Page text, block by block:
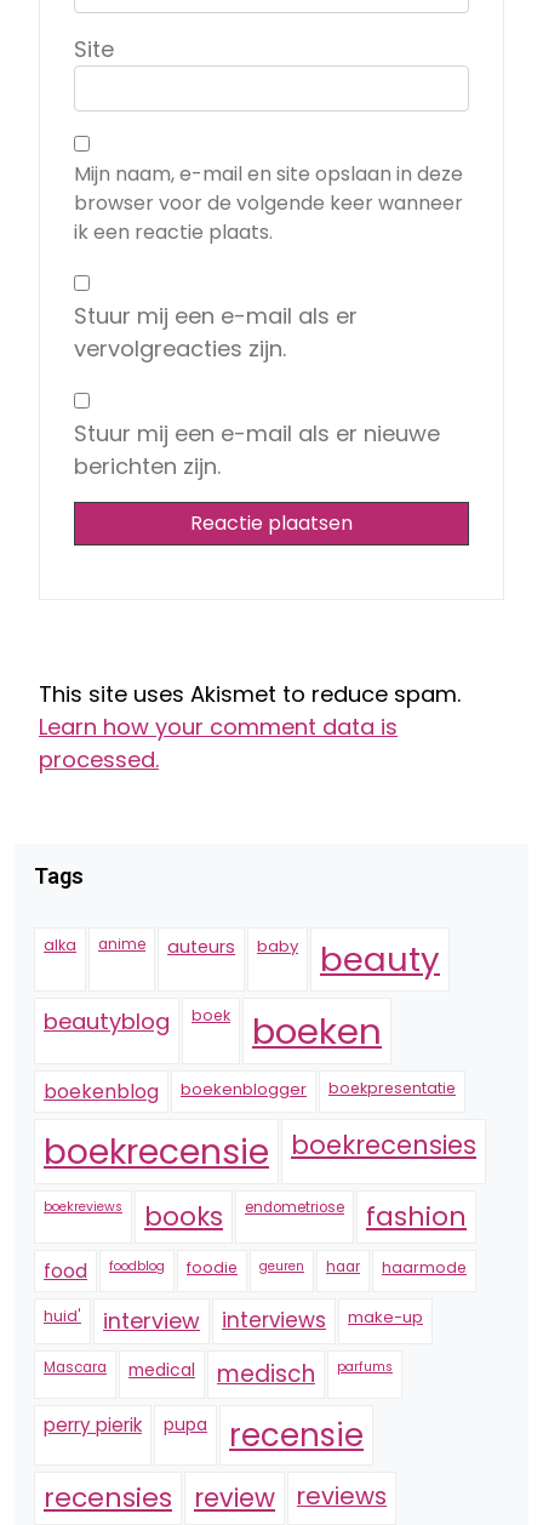
Site
Mijn naam, e-mail en site opslaan in deze
browser voor de volgende keer wanneer
ik een reactie plaats.
Stuur mij een e-mail als er
vervolgreacties zijn.
Stuur mij een e-mail als er nieuwe
berichten zijn.
This site uses Akismet to reduce spam.
Learn how your comment data is
processed.
Tags
alka anime auteurs baby beauty
beautyblog boek boeken
boekenblog boekenblogger boekpresentatie
boekrecensie boekrecensies
boekreviews books endometriose fashion
food foodblog foodie geuren haar haarmode
huid' interview interviews make-up
Mascara medical medisch parfums
perry pierik pupa recensie
recensies review reviews